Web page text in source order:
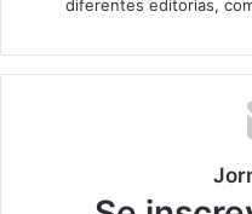
diferentes editorias,